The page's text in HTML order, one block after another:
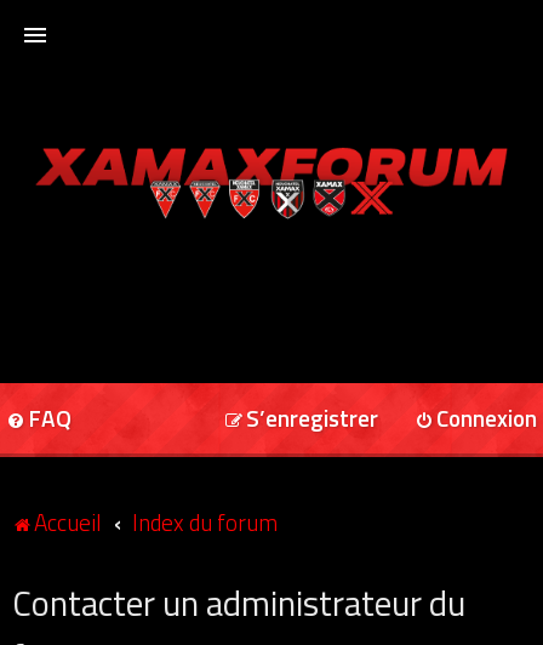
XAMAXFORUM
FAQ Connexion
S’enregistrer
Accueil Index du forum
Contacter un administrateur du